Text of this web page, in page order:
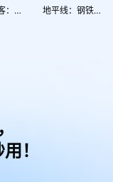
荒野大镖客：救赎 地平线：钢铁前线
！